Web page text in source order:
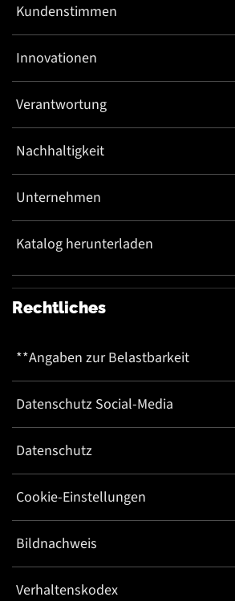
Kundenstimmen
Innovationen
Verantwortung
Nachhaltigkeit
Unternehmen
Katalog herunterladen
Rechtliches
**Angaben zur Belastbarkeit
Datenschutz Social-Media
Datenschutz
Cookie-Einstellungen
Bildnachweis
Verhaltenskodex